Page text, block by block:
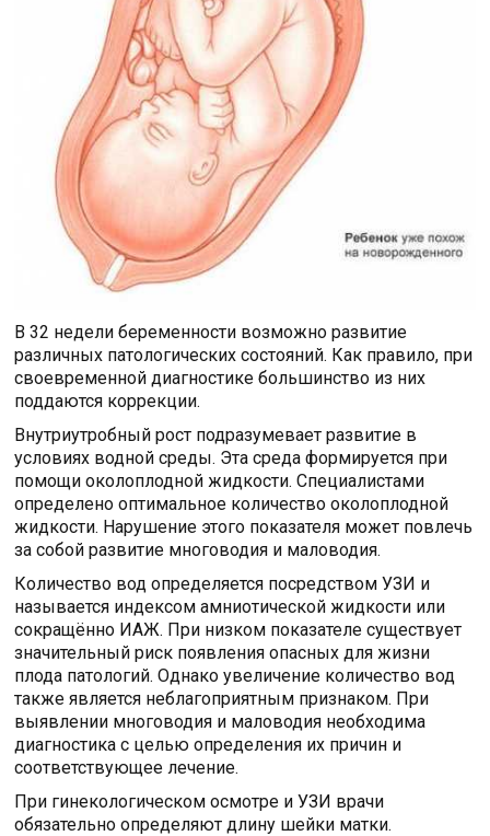
В 32 недели беременности возможно развитие
различных патологических состояний. Как правило, при
своевременной диагностике большинство из них
поддаются коррекции.
Внутриутробный рост подразумевает развитие в
условиях водной среды. Эта среда формируется при
помощи околоплодной жидкости. Специалистами
определено оптимальное количество околоплодной
жидкости. Нарушение этого показателя может повлечь
за собой развитие многоводия и маловодия.
Количество вод определяется посредством УЗИ и
называется индексом амниотической жидкости или
сокращённо ИАЖ. При низком показателе существует
значительный риск появления опасных для жизни
плода патологий. Однако увеличение количество вод
также является неблагоприятным признаком. При
выявлении многоводия и маловодия необходима
диагностика с целью определения их причин и
соответствующее лечение.
При гинекологическом осмотре и УЗИ врачи
обязательно определяют длину шейки матки.